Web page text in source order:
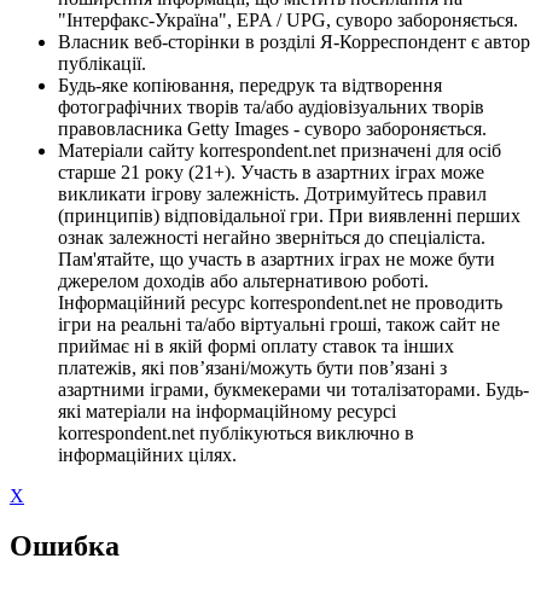
"Інтерфакс-Україна", EPA / UPG, суворо забороняється.
Власник веб-сторінки в розділі Я-Корреспондент є автор
публікації.
Будь-яке копіювання, передрук та відтворення
фотографічних творів та/або аудіовізуальних творів
правовласника Getty Images - суворо забороняється.
Матеріали сайту korrespondent.net призначені для осіб
старше 21 року (21+). Участь в азартних іграх може
викликати ігрову залежність. Дотримуйтесь правил
(принципів) відповідальної гри. При виявленні перших
ознак залежності негайно зверніться до спеціаліста.
Пам'ятайте, що участь в азартних іграх не може бути
джерелом доходів або альтернативою роботі.
Інформаційний ресурс korrespondent.net не проводить
ігри на реальні та/або віртуальні гроші, також сайт не
приймає ні в якій формі оплату ставок та інших
платежів, які пов’язані/можуть бути пов’язані з
азартними іграми, букмекерами чи тоталізаторами. Будь-
які матеріали на інформаційному ресурсі
korrespondent.net публікуються виключно в
інформаційних цілях.
X
Ошибка